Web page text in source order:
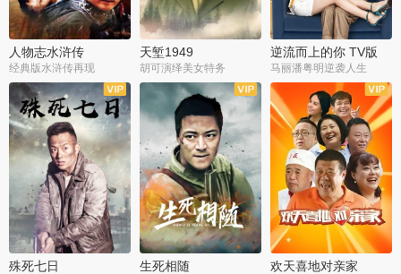
人物志水浒传
经典版水浒传再现
天堑1949
胡可演绎美女特务
逆流而上的你 TV版
马丽潘粤明逆袭人生
全34集
殊死七日
全21集
生死相随
全35集
欢天喜地对亲家